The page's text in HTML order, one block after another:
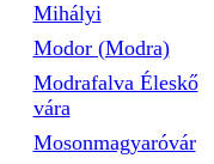
Mihályi
Modor (Modra)
Modrafalva Éleskő
vára
Mosonmagyaróvár